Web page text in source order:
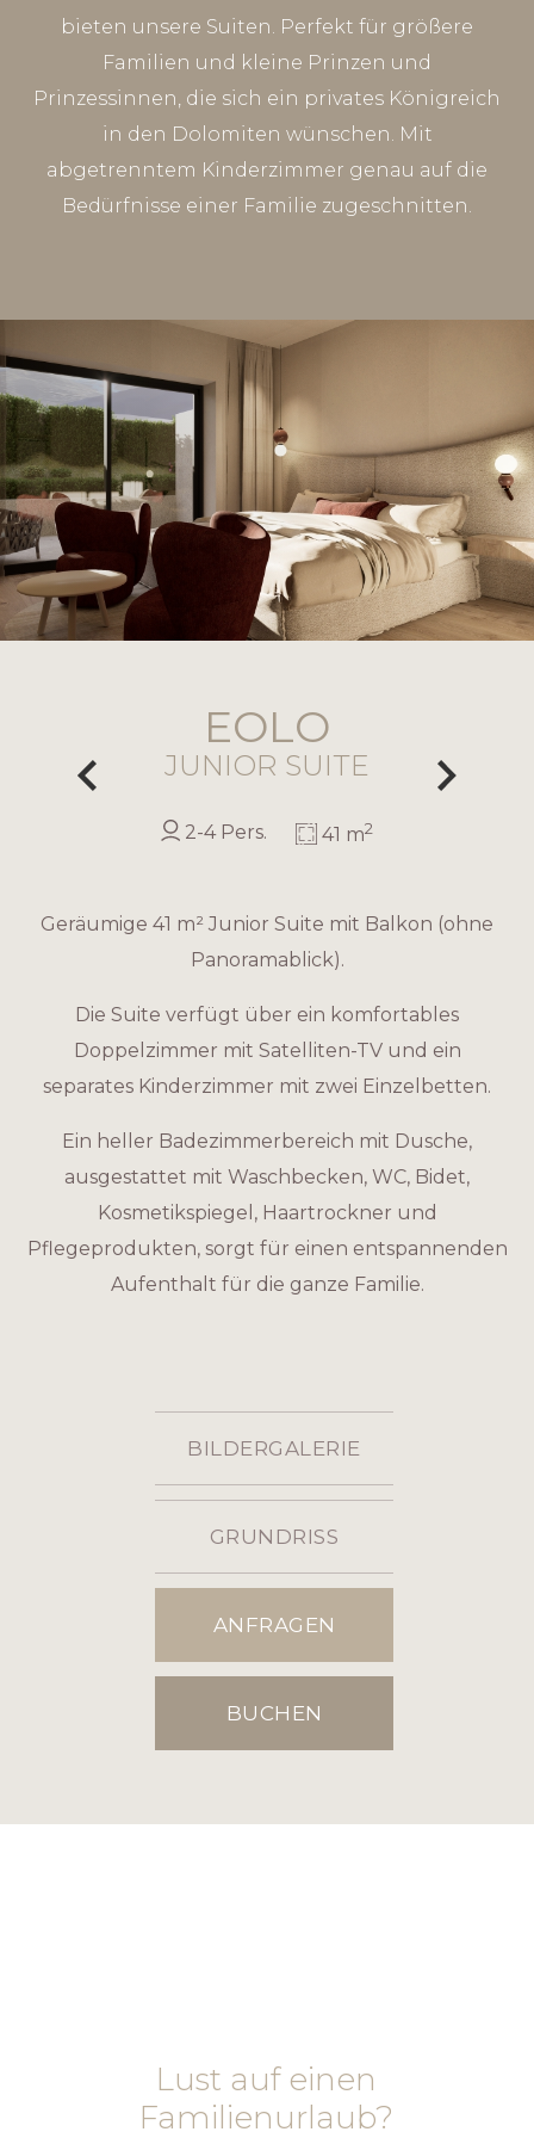
bieten unsere Suiten. Perfekt für größere
Familien und kleine Prinzen und
Prinzessinnen, die sich ein privates Königreich
in den Dolomiten wünschen. Mit
abgetrenntem Kinderzimmer genau auf die
Bedürfnisse einer Familie zugeschnitten.
EOLO
JUNIOR SUITE
2-4 Pers. 41 m2
Geräumige 41 m² Junior Suite mit Balkon (ohne
Panoramablick).
Die Suite verfügt über ein komfortables
Doppelzimmer mit Satelliten-TV und ein
separates Kinderzimmer mit zwei Einzelbetten.
Ein heller Badezimmerbereich mit Dusche,
ausgestattet mit Waschbecken, WC, Bidet,
Kosmetikspiegel, Haartrockner und
Pflegeprodukten, sorgt für einen entspannenden
Aufenthalt für die ganze Familie.
BILDERGALERIE
GRUNDRISS
ANFRAGEN
BUCHEN
Lust auf einen
Familienurlaub?